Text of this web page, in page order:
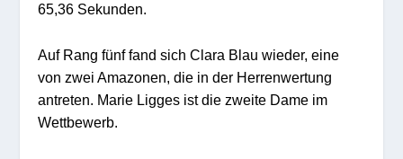
65,36 Sekunden.
Auf Rang fünf fand sich Clara Blau wieder, eine
von zwei Amazonen, die in der Herrenwertung
antreten. Marie Ligges ist die zweite Dame im
Wettbewerb.